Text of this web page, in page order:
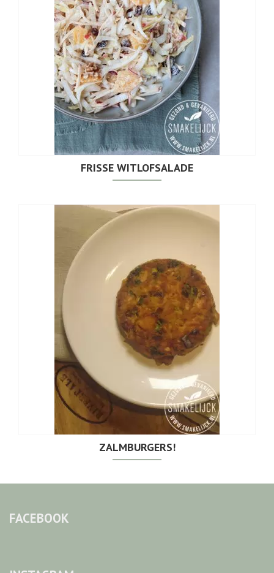
FRISSE WITLOFSALADE
ZALMBURGERS!
FACEBOOK